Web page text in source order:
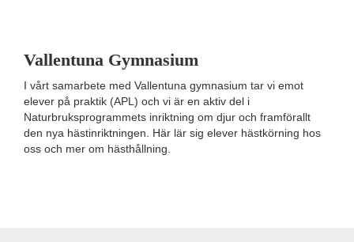
Vallentuna Gymnasium
I vårt samarbete med Vallentuna gymnasium tar vi emot
elever på praktik (APL) och vi är en aktiv del i
Naturbruksprogrammets inriktning om djur och framförallt
den nya hästinriktningen. Här lär sig elever hästkörning hos
oss och mer om hästhållning.